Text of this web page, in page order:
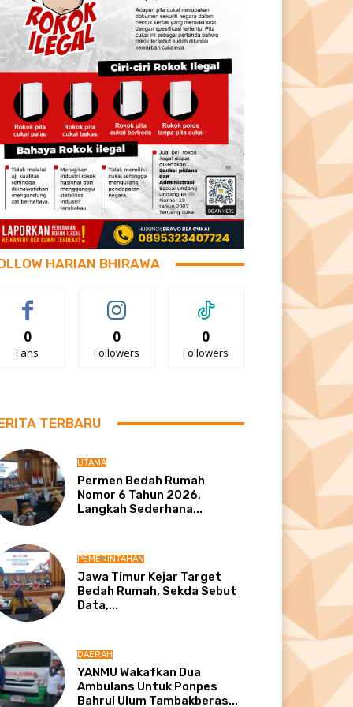
HARIAN BHIRAWA
0
Fans
0
Followers
0
Followers
TERBARU
UTAMA
Permen Bedah Rumah
Nomor 6 Tahun 2026,
Langkah Sederhana...
PEMERINTAHAN
Jawa Timur Kejar Target
Bedah Rumah, Sekda Sebut
Data,...
DAERAH
YANMU Wakafkan Dua
Ambulans Untuk Ponpes
Bahrul Ulum Tambakberas...